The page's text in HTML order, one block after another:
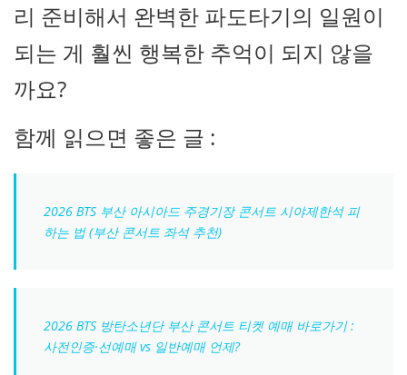
리 준비해서 완벽한 파도타기의 일원이
되는 게 훨씬 행복한 추억이 되지 않을
까요?
함께 읽으면 좋은 글 :
2026 BTS 부산 아시아드 주경기장 콘서트 시야제한석 피
하는 법 (부산 콘서트 좌석 추천)
2026 BTS 방탄소년단 부산 콘서트 티켓 예매 바로가기 :
사전인증·선예매 vs 일반예매 언제?